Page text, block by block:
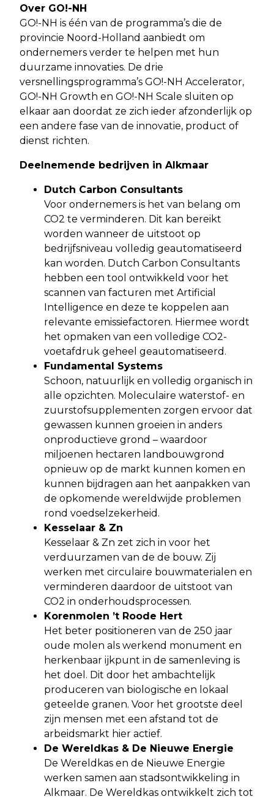
Over GO!-NH
GO!-NH is één van de programma’s die de
provincie Noord-Holland aanbiedt om
ondernemers verder te helpen met hun
duurzame innovaties. De drie
versnellingsprogramma’s GO!-NH Accelerator,
GO!-NH Growth en GO!-NH Scale sluiten op
elkaar aan doordat ze zich ieder afzonderlijk op
een andere fase van de innovatie, product of
dienst richten.
Deelnemende bedrijven in Alkmaar
Dutch Carbon Consultants
Voor ondernemers is het van belang om
CO2 te verminderen. Dit kan bereikt
worden wanneer de uitstoot op
bedrijfsniveau volledig geautomatiseerd
kan worden. Dutch Carbon Consultants
hebben een tool ontwikkeld voor het
scannen van facturen met Artificial
Intelligence en deze te koppelen aan
relevante emissiefactoren. Hiermee wordt
het opmaken van een volledige CO2-
voetafdruk geheel geautomatiseerd.
Fundamental Systems
Schoon, natuurlijk en volledig organisch in
alle opzichten. Moleculaire waterstof- en
zuurstofsupplementen zorgen ervoor dat
gewassen kunnen groeien in anders
onproductieve grond – waardoor
miljoenen hectaren landbouwgrond
opnieuw op de markt kunnen komen en
kunnen bijdragen aan het aanpakken van
de opkomende wereldwijde problemen
rond voedselzekerheid.
Kesselaar & Zn
Kesselaar & Zn zet zich in voor het
verduurzamen van de de bouw. Zij
werken met circulaire bouwmaterialen en
verminderen daardoor de uitstoot van
CO2 in onderhoudsprocessen.
Korenmolen ’t Roode Hert
Het beter positioneren van de 250 jaar
oude molen als werkend monument en
herkenbaar ijkpunt in de samenleving is
het doel. Dit door het ambachtelijk
produceren van biologische en lokaal
geteelde granen. Voor het grootste deel
zijn mensen met een afstand tot de
arbeidsmarkt hier actief.
De Wereldkas & De Nieuwe Energie
De Wereldkas en de Nieuwe Energie
werken samen aan stadsontwikkeling in
Alkmaar. De Wereldkas ontwikkelt zich tot